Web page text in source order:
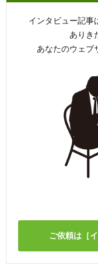
インタビュー記事
ありき
あなたのウェブ
ご依頼は［